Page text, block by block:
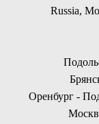
Russia,
Оренбург -